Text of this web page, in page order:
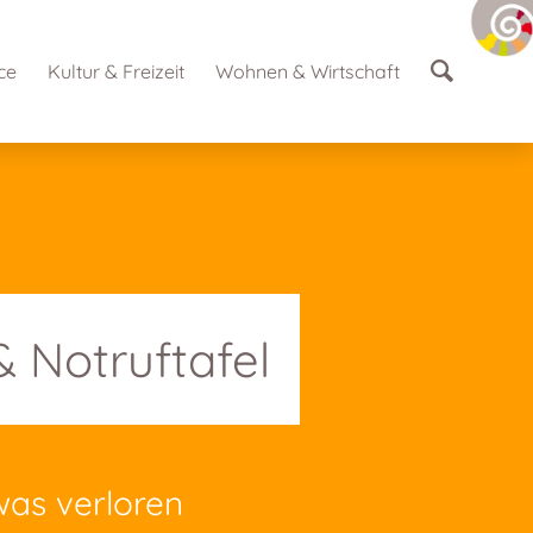
Kultur & Freizeit Wohnen & Wirtschaft
Notruftafel
verloren